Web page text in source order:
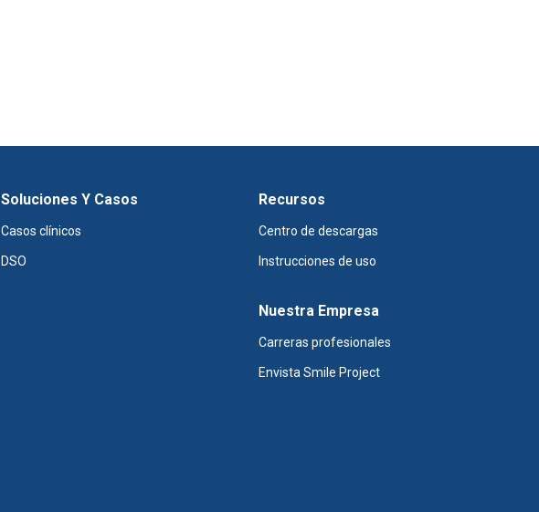
Soluciones Y Casos
Casos clínicos
DSO
Recursos
Centro de descargas
Instrucciones de uso
Nuestra Empresa
Carreras profesionales
Envista Smile Project